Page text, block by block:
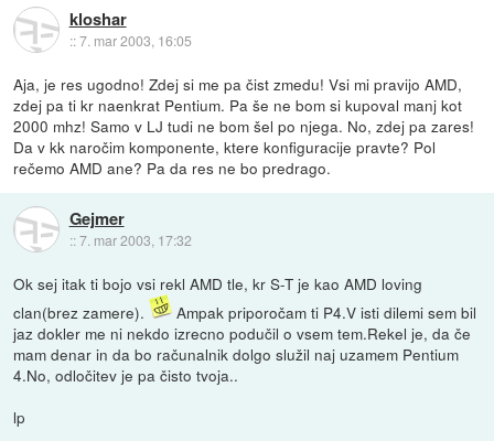
kloshar
::7. mar 2003, 16:05
Aja, je res ugodno! Zdej si me pa čist zmedu! Vsi mi pravijo AMD,
zdej pa ti kr naenkrat Pentium. Pa še ne bom si kupoval manj kot
2000 mhz! Samo v LJ tudi ne bom šel po njega. No, zdej pa zares!
Da v kk naročim komponente, ktere konfiguracije pravte? Pol
rečemo AMD ane? Pa da res ne bo predrago.
Gejmer
::7. mar 2003, 17:32
Ok sej itak ti bojo vsi rekl AMD tle, kr S-T je kao AMD loving
clan(brez zamere).
Ampak priporočam ti P4.V isti dilemi sem bil
jaz dokler me ni nekdo izrecno podučil o vsem tem.Rekel je, da če
mam denar in da bo računalnik dolgo služil naj uzamem Pentium
4.No, odločitev je pa čisto tvoja..
lp